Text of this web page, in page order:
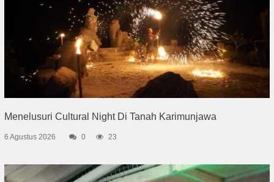
Menelusuri Cultural Night Di Tanah Karimunjawa
6 Agustus 2026 0 23